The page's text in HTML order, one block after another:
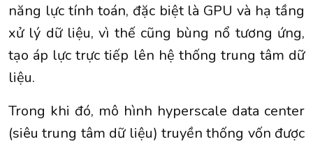
năng lực tính toán, đặc biệt là GPU và hạ tầng
xử lý dữ liệu, vì thế cũng bùng nổ tương ứng,
tạo áp lực trực tiếp lên hệ thống trung tâm dữ
liệu.
Trong khi đó, mô hình hyperscale data center
(siêu trung tâm dữ liệu) truyền thống vốn được